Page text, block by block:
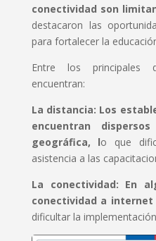
conectividad son
destacaron las
para fortalecer la
Entre los principales
encuentran:
La distancia: Los
encuentran
geográfica, lo que
asistencia a las
La conectividad: En
conectividad a
dificultar la